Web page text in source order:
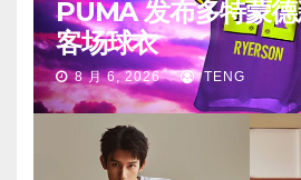
PUMA 发布多特蒙
客场球衣
8 月 6, 2026 TENG